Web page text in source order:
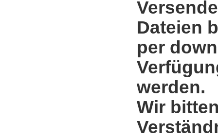
Dateien
per
werden.
Wir